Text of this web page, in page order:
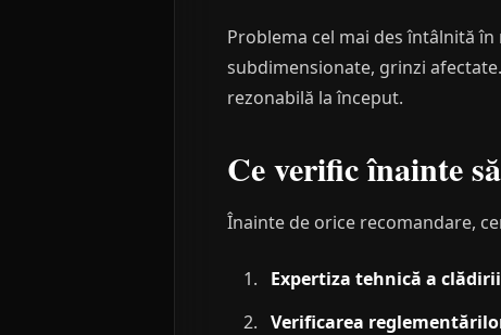
Problema cel mai des întâlnită
subdimensionate, grinzi
rezonabilă la început.
Ce verific înainte
Înainte de orice recomandare,
Expertiza tehnică a
Verificarea